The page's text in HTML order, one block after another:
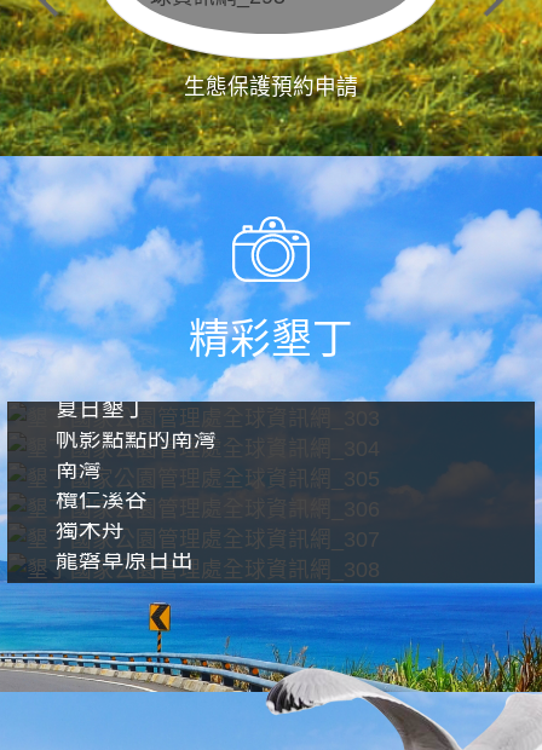
生態保護預約申請
精彩墾丁
夏日墾丁
帆影點點的南灣
南灣
欖仁溪谷
獨木舟
龍磐草原日出